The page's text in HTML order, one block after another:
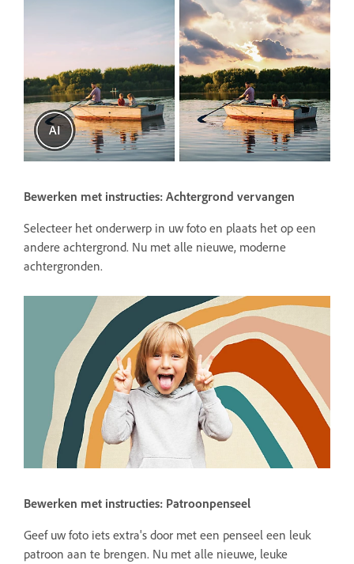
Bewerken met instructies: Achtergrond vervangen
Selecteer het onderwerp in uw foto en plaats het op een
andere achtergrond. Nu met alle nieuwe, moderne
achtergronden.
Bewerken met instructies: Patroonpenseel
Geef uw foto iets extra's door met een penseel een leuk
patroon aan te brengen. Nu met alle nieuwe, leuke